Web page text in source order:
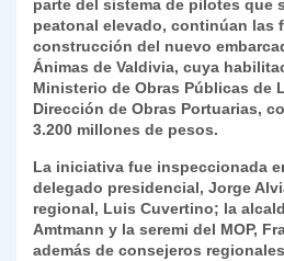
A
p
p
a
m
b
o
o
k
dI
n
Fr
ie
n
dl
y
p
ar
tir
parte del sistema de pilotes que
peatonal elevado, continúan las
construcción del nuevo
Ánimas de Valdivia, cuya
Ministerio de Obras Públicas de
Dirección de Obras Portuarias,
3.200 millones de pesos.
La iniciativa fue inspeccionada
delegado presidencial, Jorge
regional, Luis Cuvertino; la
Amtmann y la seremi del MOP,
además de consejeros